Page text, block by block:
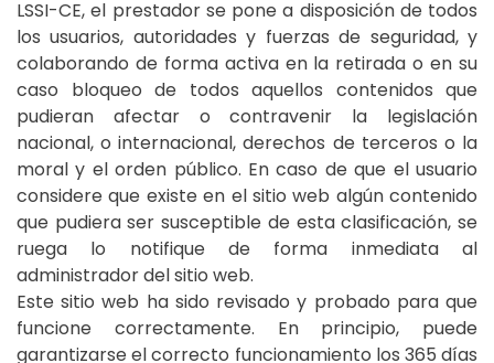
LSSI-CE, el prestador se pone a disposición de todos
los usuarios, autoridades y fuerzas de seguridad, y
colaborando de forma activa en la retirada o en su
caso bloqueo de todos aquellos contenidos que
pudieran afectar o contravenir la legislación
nacional, o internacional, derechos de terceros o la
moral y el orden público. En caso de que el usuario
considere que existe en el sitio web algún contenido
que pudiera ser susceptible de esta clasificación, se
ruega lo notifique de forma inmediata al
administrador del sitio web.
Este sitio web ha sido revisado y probado para que
funcione correctamente. En principio, puede
garantizarse el correcto funcionamiento los 365 días